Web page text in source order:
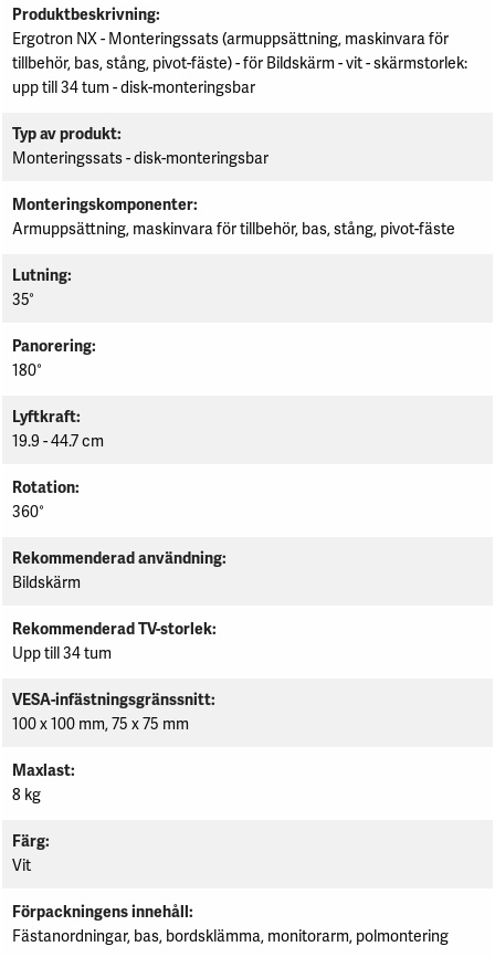
Produktbeskrivning
Ergotron NX - Monteringssats (armuppsättning, maskinvara för
tillbehör, bas, stång, pivot-fäste) - för Bildskärm - vit - skärmstorlek:
upp till 34 tum - disk-monteringsbar
Typ av produkt
Monteringssats - disk-monteringsbar
Monteringskomponenter
Armuppsättning, maskinvara för tillbehör, bas, stång, pivot-fäste
Lutning
35°
Panorering
180°
Lyftkraft
19.9 - 44.7 cm
Rotation
360°
Rekommenderad användning
Bildskärm
Rekommenderad TV-storlek
Upp till 34 tum
VESA-infästningsgränssnitt
100 x 100 mm, 75 x 75 mm
Maxlast
8 kg
Färg
Vit
Förpackningens innehåll
Fästanordningar, bas, bordsklämma, monitorarm, polmontering